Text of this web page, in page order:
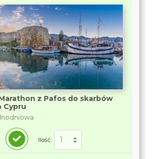
z Pafos do skarbów
Cypru
Ilość: